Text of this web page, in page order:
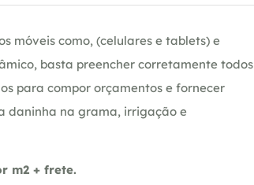
móveis como, (celulares e tablets) e
basta preencher corretamente todos
para compor orçamentos e fornecer
daninha na grama, irrigação e
m2 + frete.